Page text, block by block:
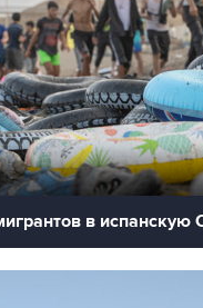
в испанскую